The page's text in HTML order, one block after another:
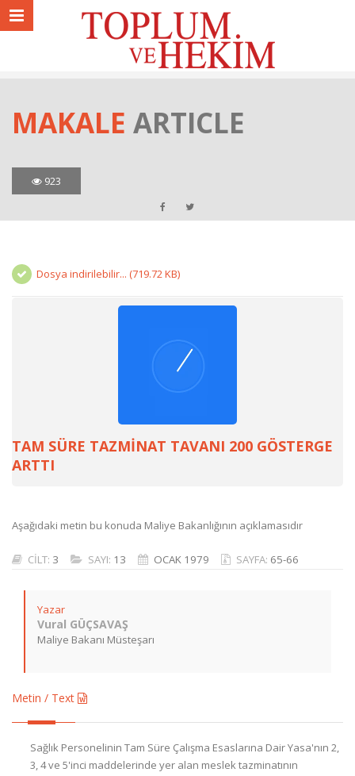
MAKALE ARTICLE
923
Dosya indirilebilir... (719.72 KB)
TAM SÜRE TAZMİNAT TAVANI 200 GÖSTERGE
ARTTI
Aşağıdaki metin bu konuda Maliye Bakanlığının açıklamasıdır
CİLT: 3 SAYI: 13 OCAK 1979 SAYFA: 65-66
Yazar
Vural GÜÇSAVAŞ
Maliye Bakanı Müsteşarı
Metin / Text
Sağlık Personelinin Tam Süre Çalışma Esaslarına Dair Yasa'nın 2,
3, 4 ve 5'inci maddelerinde yer alan meslek tazminatının